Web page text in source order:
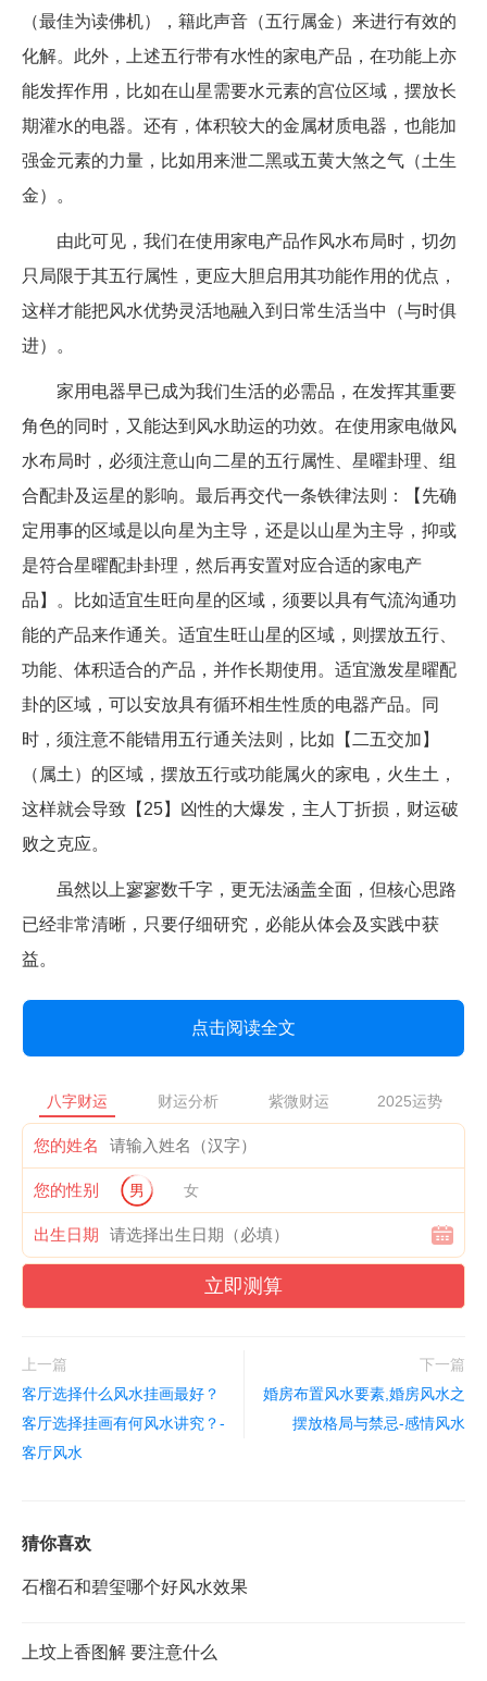
（最佳为读佛机），籍此声音（五行属金）来进行有效的
化解。此外，上述五行带有水性的家电产品，在功能上亦
能发挥作用，比如在山星需要水元素的宫位区域，摆放长
期灌水的电器。还有，体积较大的金属材质电器，也能加
强金元素的力量，比如用来泄二黑或五黄大煞之气（土生
金）。
由此可见，我们在使用家电产品作风水布局时，切勿
只局限于其五行属性，更应大胆启用其功能作用的优点，
这样才能把风水优势灵活地融入到日常生活当中（与时俱
进）。
家用电器早已成为我们生活的必需品，在发挥其重要
角色的同时，又能达到风水助运的功效。在使用家电做风
水布局时，必须注意山向二星的五行属性、星曜卦理、组
合配卦及运星的影响。最后再交代一条铁律法则：【先确
定用事的区域是以向星为主导，还是以山星为主导，抑或
是符合星曜配卦卦理，然后再安置对应合适的家电产
品】。比如适宜生旺向星的区域，须要以具有气流沟通功
能的产品来作通关。适宜生旺山星的区域，则摆放五行、
功能、体积适合的产品，并作长期使用。适宜激发星曜配
卦的区域，可以安放具有循环相生性质的电器产品。同
时，须注意不能错用五行通关法则，比如【二五交加】
（属土）的区域，摆放五行或功能属火的家电，火生土，
这样就会导致【25】凶性的大爆发，主人丁折损，财运破
败之克应。
虽然以上寥寥数千字，更无法涵盖全面，但核心思路
已经非常清晰，只要仔细研究，必能从体会及实践中获
益。
点击阅读全文
八字财运 财运分析 紫微财运 2025运势
您的姓名
您的性别 男 女
出生日期
立即测算
上一篇
客厅选择什么风水挂画最好？
客厅选择挂画有何风水讲究？-
客厅风水
下一篇
婚房布置风水要素,婚房风水之
摆放格局与禁忌-感情风水
猜你喜欢
石榴石和碧玺哪个好风水效果
上坟上香图解 要注意什么